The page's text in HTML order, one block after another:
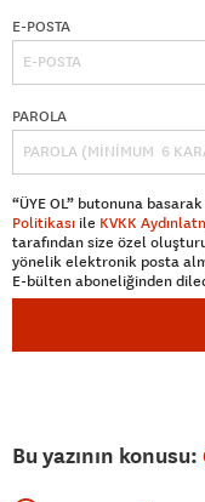
E-POSTA
PAROLA
“ÜYE OL” butonuna
Politikası ile KVKK
tarafından size özel
yönelik elektronik posta
E-bülten aboneliğinden
Bu yazının konusu: